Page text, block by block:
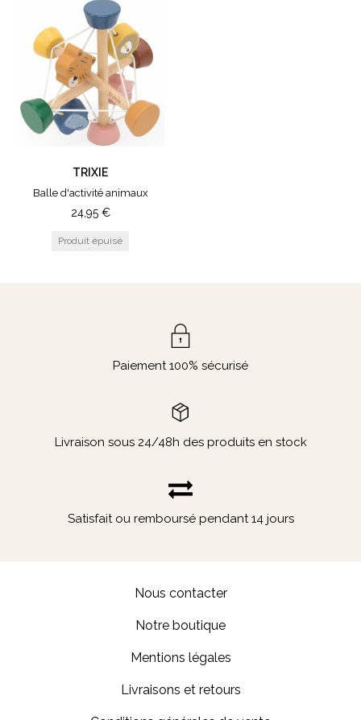
TRIXIE
Balle d'activité animaux
24,95 €
Paiement 100% sécurisé
Livraison sous 24/48h des produits en stock
Satisfait ou remboursé pendant 14 jours
Nous contacter
Notre boutique
Mentions légales
Livraisons et retours